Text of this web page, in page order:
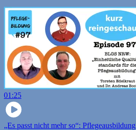
01:25
„Es passt nicht mehr so“: